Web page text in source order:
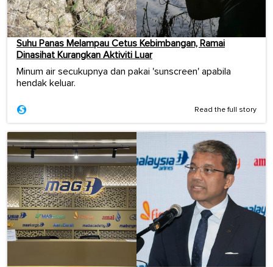
Suhu Panas Melampau Cetus Kebimbangan, Ramai
Dinasihat Kurangkan Aktiviti Luar
Minum air secukupnya dan pakai 'sunscreen' apabila
hendak keluar.
Read the full story